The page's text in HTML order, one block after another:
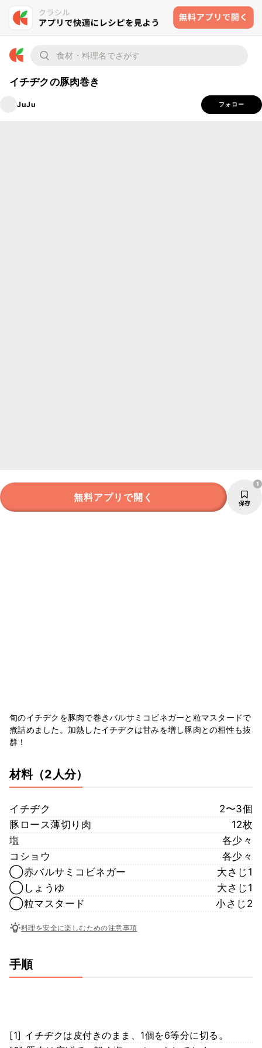
イチヂクの豚肉巻き
JuJu フォロー
無料アプリで開く 保存
1
旬のイチヂクを豚肉で巻きバルサミコビネガーと粒マスタードで
煮詰めました。加熱したイチヂクは甘みを増し豚肉との相性も抜
群！
材料（2人分）
イチヂク
2〜3個
豚ロース薄切り肉
12枚
塩
各少々
コショウ
各少々
◯赤バルサミコビネガー
大さじ1
◯しょうゆ
大さじ1
◯粒マスタード
小さじ2
料理を安全に楽しむための注意事項
手順
[1] イチヂクは皮付きのまま、1個を6等分に切る。